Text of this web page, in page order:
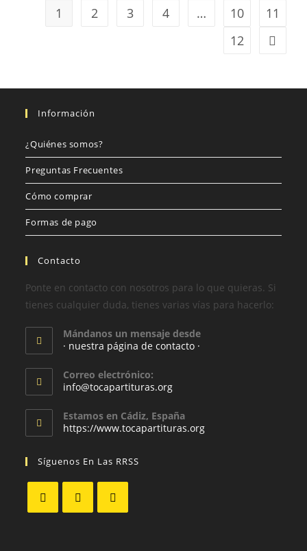
1 2 3 4 … 10
11
12
Información
¿Quiénes somos?
Preguntas Frecuentes
Cómo comprar
Formas de pago
Contacto
Ponte en contacto con nosotros para lo que quieras. Si
tienes cualquier duda, tienes varias vías para hacerlo:
Mándanos un mensaje desde
· nuestra página de contacto ·
Correo electrónico:
info@tocapartituras.org
Estamos en Cádiz, España
https://www.tocapartituras.org
Síguenos En Las RRSS